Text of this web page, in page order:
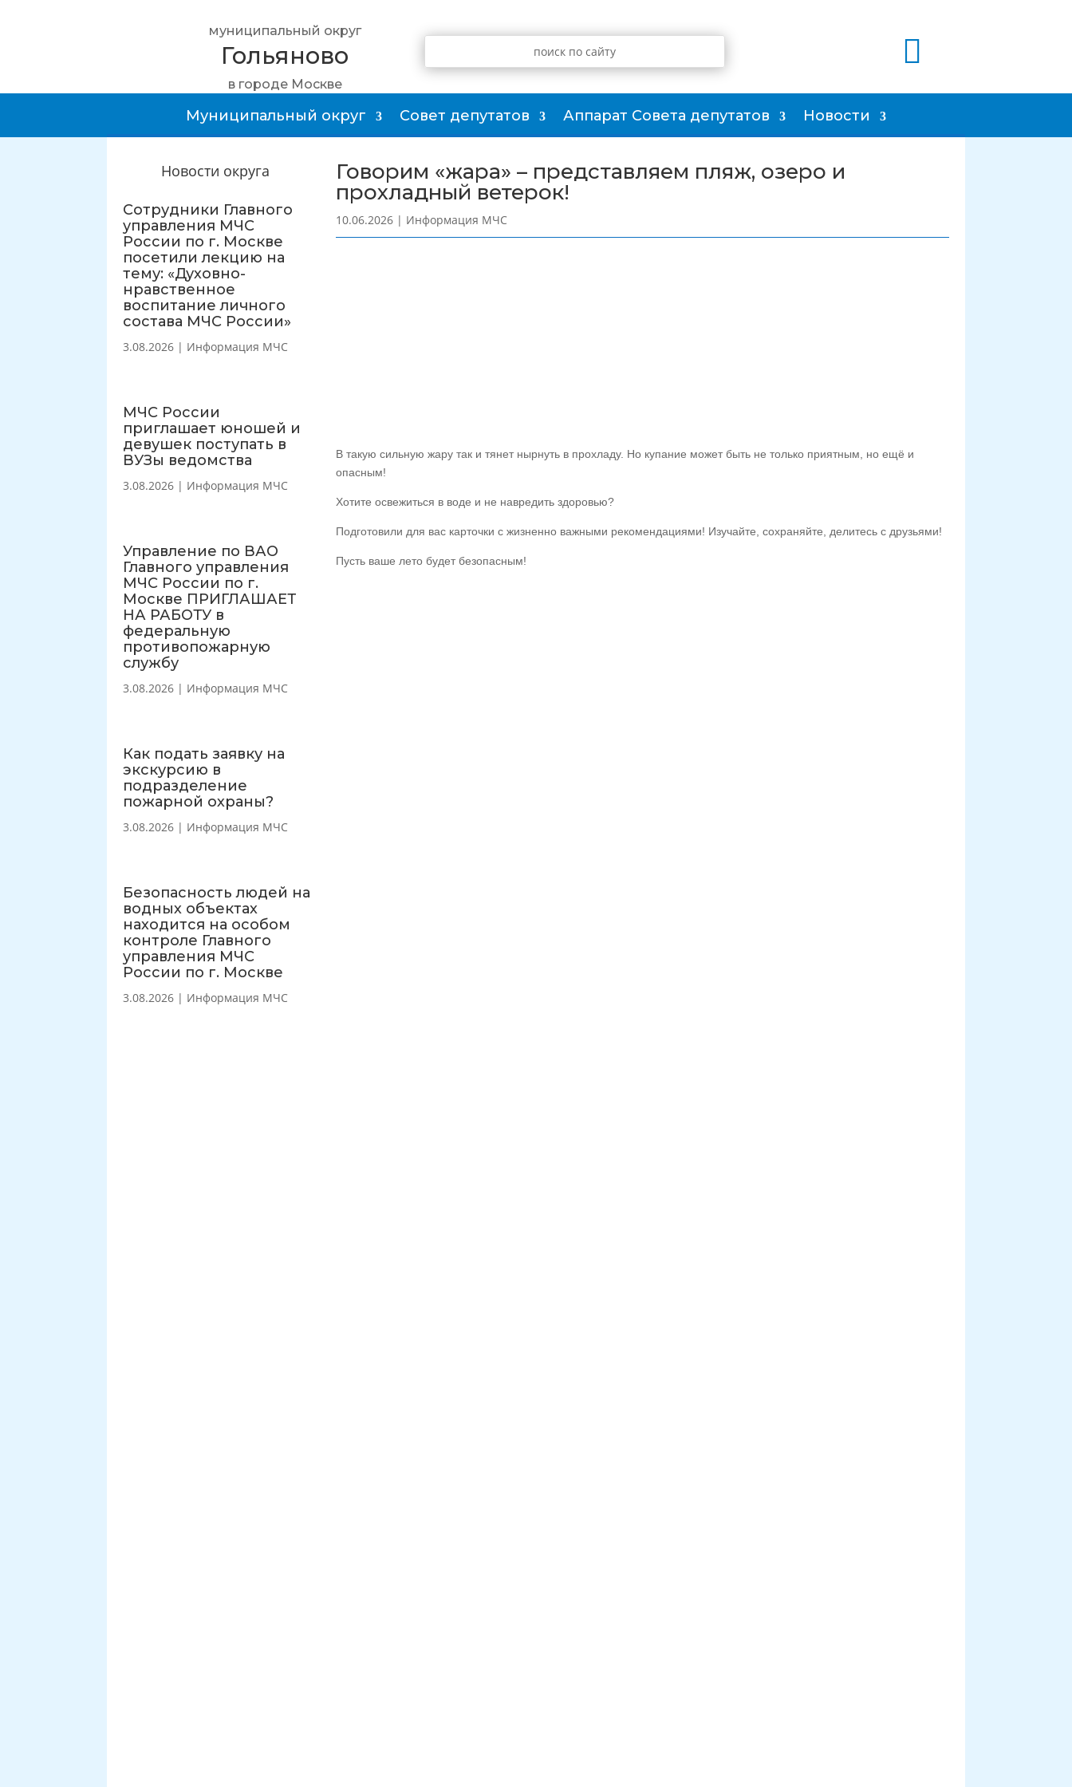
муниципальный округ
Гольяново
в городе Москве

Муниципальный округ Совет депутатов Аппарат Совета депутатов Новости
Новости округа
Сотрудники Главного
управления МЧС
России по г. Москве
посетили лекцию на
тему: «Духовно-
нравственное
воспитание личного
состава МЧС России»
3.08.2026 | Информация МЧС
МЧС России
приглашает юношей и
девушек поступать в
ВУЗы ведомства
3.08.2026 | Информация МЧС
Управление по ВАО
Главного управления
МЧС России по г.
Москве ПРИГЛАШАЕТ
НА РАБОТУ в
федеральную
противопожарную
службу
3.08.2026 | Информация МЧС
Как подать заявку на
экскурсию в
подразделение
пожарной охраны?
3.08.2026 | Информация МЧС
Безопасность людей на
водных объектах
находится на особом
контроле Главного
управления МЧС
России по г. Москве
3.08.2026 | Информация МЧС
Говорим «жара» – представляем пляж, озеро и
прохладный ветерок!
10.06.2026| Информация МЧС
В такую сильную жару так и тянет нырнуть в прохладу. Но купание может быть не только приятным, но ещё и
опасным!
Хотите освежиться в воде и не навредить здоровью?
Подготовили для вас карточки с жизненно важными рекомендациями! Изучайте, сохраняйте, делитесь с друзьями!
Пусть ваше лето будет безопасным!